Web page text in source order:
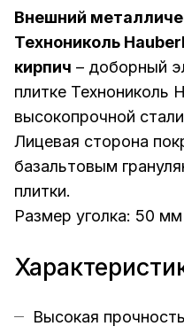
Внешний
Технониколь
кирпич – доборный
плитке Технониколь
высокопрочной
Лицевая сторона
базальтовым
плитки.
Размер уголка: 50
Высокая